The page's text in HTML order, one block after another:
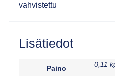
vahvistettu
Lisätiedot
Paino 0,11